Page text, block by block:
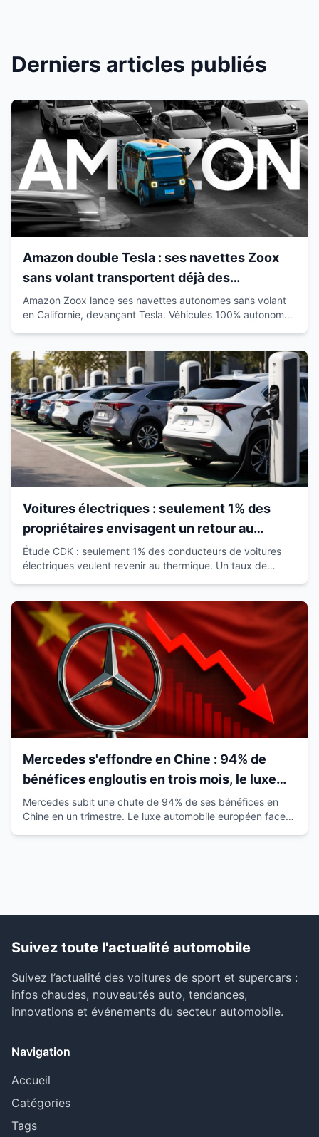
Derniers articles publiés
Amazon double Tesla : ses navettes Zoox
sans volant transportent déjà des
passagers en Californie
Amazon Zoox lance ses navettes autonomes sans volant
en Californie, devançant Tesla. Véhicules 100% autonomes
Voitures électriques : seulement 1% des
propriétaires envisagent un retour au
thermique
Étude CDK : seulement 1% des conducteurs de voitures
électriques veulent revenir au thermique. Un taux de
Mercedes s'effondre en Chine : 94% de
bénéfices engloutis en trois mois, le luxe
européen vacille
Mercedes subit une chute de 94% de ses bénéfices en
Chine en un trimestre. Le luxe automobile européen face à
Suivez toute l'actualité automobile
Suivez l’actualité des voitures de sport et supercars :
infos chaudes, nouveautés auto, tendances,
innovations et événements du secteur automobile.
Navigation
Accueil
Catégories
Tags